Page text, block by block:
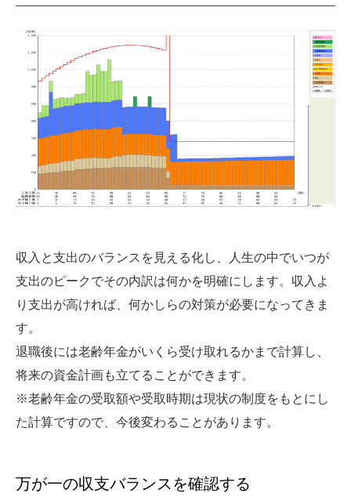
収入と支出のバランスを見える化し、人生の中でいつが
支出のピークでその内訳は何かを明確にします。収入よ
り支出が高ければ、何かしらの対策が必要になってきま
す。
退職後には老齢年金がいくら受け取れるかまで計算し、
将来の資金計画も立てることができます。
※老齢年金の受取額や受取時期は現状の制度をもとにし
た計算ですので、今後変わることがあります。
万が一の収支バランスを確認する